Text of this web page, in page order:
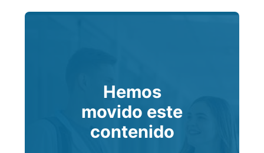
Hemos
movido este
contenido